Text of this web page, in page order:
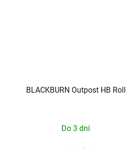
BLACKBURN Outpost HB Roll
Do 3 dní